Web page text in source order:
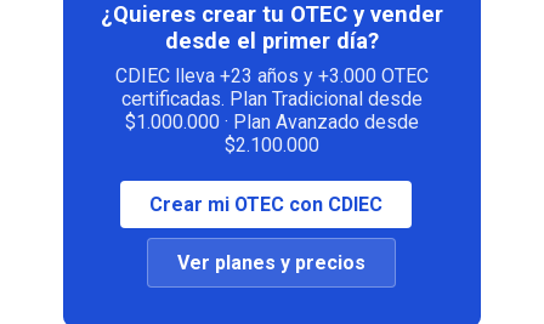
¿Quieres crear tu OTEC y vender
desde el primer día?
CDIEC lleva +23 años y +3.000 OTEC
certificadas. Plan Tradicional desde
$1.000.000 · Plan Avanzado desde
$2.100.000
Crear mi OTEC con CDIEC
Ver planes y precios